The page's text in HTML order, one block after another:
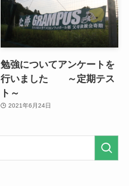
勉強についてアンケートを
行いました ～定期テス
ト～
2021年6月24日